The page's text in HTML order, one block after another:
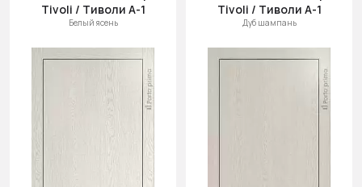
Tivoli / Тиволи А-1
Белый ясень
Tivoli / Тиволи А-1
Дуб шампань